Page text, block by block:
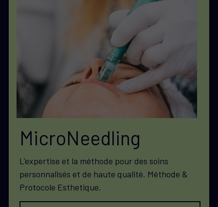
MicroNeedling
L'expertise et la méthode pour des soins
personnalisés et de haute qualité. Méthode &
Protocole Esthetique.